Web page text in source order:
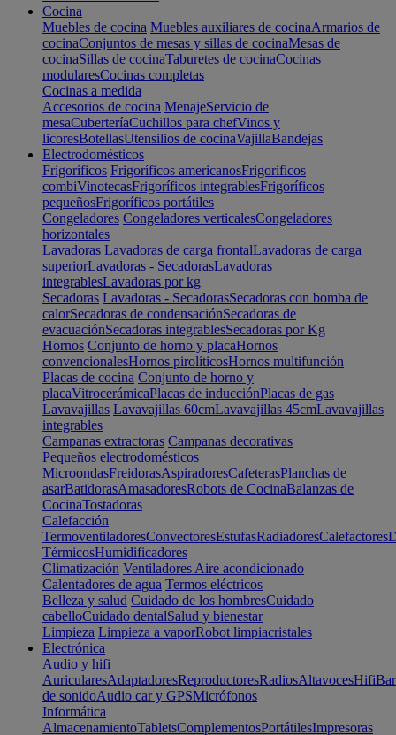
Cocina
Muebles de cocina Muebles auxiliares de cocinaArmarios de
cocinaConjuntos de mesas y sillas de cocinaMesas de
cocinaSillas de cocinaTaburetes de cocinaCocinas
modularesCocinas completas
Cocinas a medida
Accesorios de cocina MenajeServicio de
mesaCuberteríaCuchillos para chefVinos y
licoresBotellasUtensilios de cocinaVajillaBandejas
Electrodomésticos
Frigoríficos Frigoríficos americanosFrigoríficos
combiVinotecasFrigoríficos integrablesFrigoríficos
pequeñosFrigoríficos portátiles
Congeladores Congeladores verticalesCongeladores
horizontales
Lavadoras Lavadoras de carga frontalLavadoras de carga
superiorLavadoras - SecadorasLavadoras
integrablesLavadoras por kg
Secadoras Lavadoras - SecadorasSecadoras con bomba de
calorSecadoras de condensaciónSecadoras de
evacuaciónSecadoras integrablesSecadoras por Kg
Hornos Conjunto de horno y placaHornos
convencionalesHornos pirolíticosHornos multifunción
Placas de cocina Conjunto de horno y
placaVitrocerámicaPlacas de inducciónPlacas de gas
Lavavajillas Lavavajillas 60cmLavavajillas 45cmLavavajillas
integrables
Campanas extractoras Campanas decorativas
Pequeños electrodomésticos
MicroondasFreidorasAspiradoresCafeterasPlanchas de
asarBatidorasAmasadoresRobots de CocinaBalanzas de
CocinaTostadoras
Calefacción
TermoventiladoresConvectoresEstufasRadiadoresCalefactores
TérmicosHumidificadores
Climatización Ventiladores Aire acondicionado
Calentadores de agua Termos eléctricos
Belleza y salud Cuidado de los hombresCuidado
cabelloCuidado dentalSalud y bienestar
Limpieza Limpieza a vaporRobot limpiacristales
Electrónica
Audio y hifi
AuricularesAdaptadoresReproductoresRadiosAltavocesHifi
de sonidoAudio car y GPSMicrófonos
Informática
AlmacenamientoTabletsComplementosPortátilesImpresoras